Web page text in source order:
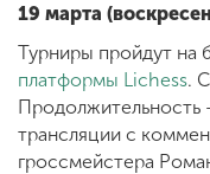
19 марта
Турниры пройдут на
платформы Lichess.
Продолжительность
трансляции с
гроссмейстера